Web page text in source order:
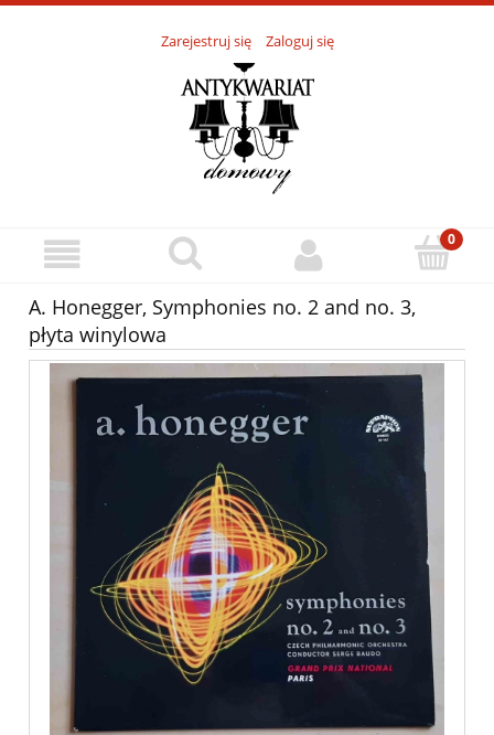
Zarejestruj się Zaloguj się
A. Honegger, Symphonies no. 2 and no. 3,
płyta winylowa